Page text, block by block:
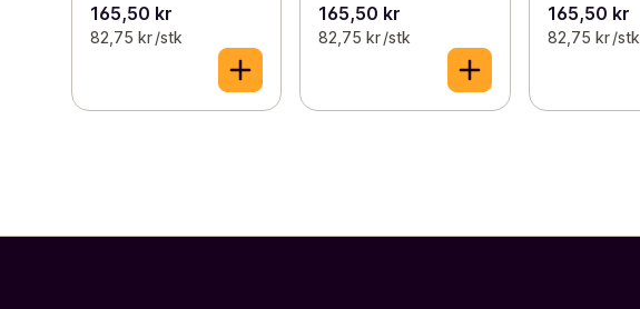
165,50 kr
82,75 kr /stk
165,50 kr
82,75 kr /stk
165,50 kr
82,75 kr /stk